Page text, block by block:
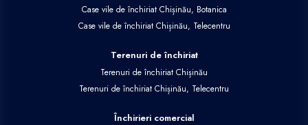
Case vile de închiriat Chișinău, Botanica
Case vile de închiriat Chișinău, Telecentru
Terenuri de închiriat
Terenuri de închiriat Chișinău
Terenuri de închiriat Chișinău, Telecentru
Închirieri comercial